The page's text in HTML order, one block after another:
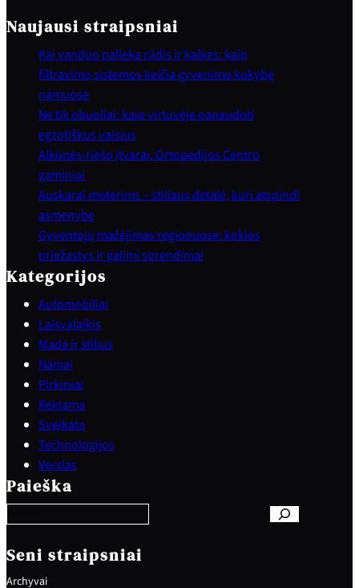
Naujausi straipsniai
Kai vanduo palieka rūdis ir kalkes: kaip
filtravimo sistemos keičia gyvenimo kokybę
namuose
Ne tik obuoliai: kaip virtuvėje panaudoti
egzotiškus vaisius
Alkūnės-riešo įtvarai. Ortopedijos Centro
gaminiai
Auskarai moterims – stiliaus detalė, kuri atspindi
asmenybę
Gyventojų mažėjimas regionuose: kokios
priežastys ir galimi sprendimai
Kategorijos
Automobiliai
Laisvalaikis
Mada ir stilius
Namai
Pirkiniai
Reklama
Sveikata
Technologijos
Verslas
Paieška
e
a
c
h
Seni straipsniai
Archyvai